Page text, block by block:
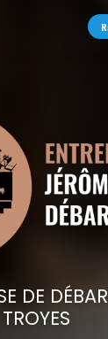
DE
TROYES